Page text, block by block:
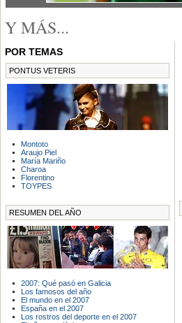
Y MÁS...
POR TEMAS
PONTUS VETERIS
Montoto
Araujo Piel
María Mariño
Charoa
Florentino
TOYPES
RESUMEN DEL AÑO
2007: Qué pasó en Galicia
Los famosos del año
El mundo en el 2007
España en el 2007
Los rostros del deporte en el 2007